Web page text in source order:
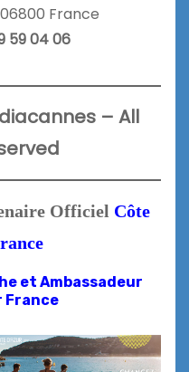
06800 France
59 04 06
– All
Officiel Côte
et Ambassadeur
France